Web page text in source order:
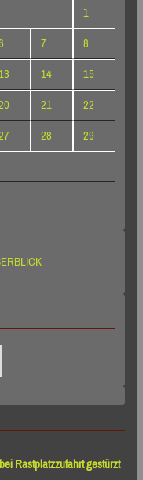
1
7
8
14
15
21
22
28
29
Rastplatzzufahrt gestürzt